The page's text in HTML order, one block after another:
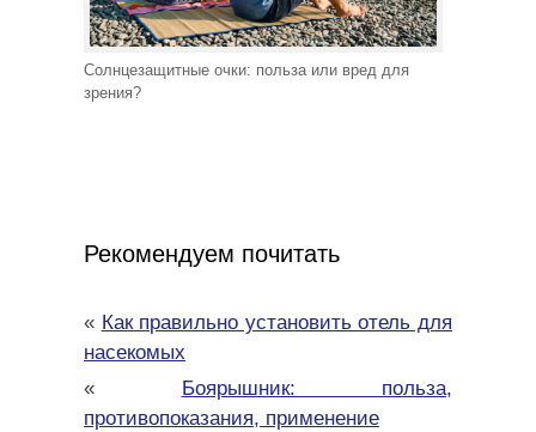
Солнцезащитные очки: польза или вред для
зрения?
Рекомендуем почитать
« Как правильно установить отель для
насекомых
«
Боярышник: польза,
противопоказания, применение